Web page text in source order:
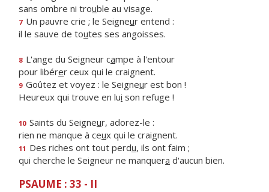
sans ombre ni trouble au visage.
7 Un pauvre crie ; le Seigneur entend :
il le sauve de toutes ses angoisses.
8 L'ange du Seigneur campe à l'entour
pour libérer ceux qui le craignent.
9 Goûtez et voyez : le Seigneur est bon !
Heureux qui trouve en lui son refuge !
10 Saints du Seigneur, adorez-le :
rien ne manque à ceux qui le craignent.
11 Des riches ont tout perdu, ils ont faim ;
qui cherche le Seigneur ne manquera d'aucun bien.
PSAUME : 33 - II